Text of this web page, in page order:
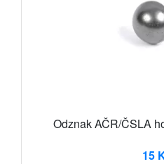
Odznak AČR/ČSLA
15